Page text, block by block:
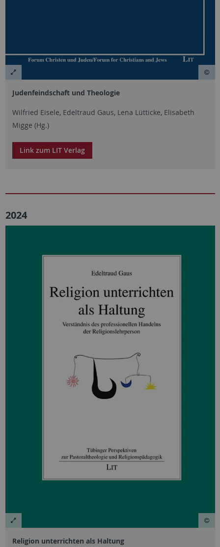
Judenfeindschaft und Theologie
Wilfried Eisele, Edeltraud Gaus, Lena Lütticke, Elisabeth
Migge (Hg.)
Link zum LIT Verlag
2024
Religion unterrichten als Haltung